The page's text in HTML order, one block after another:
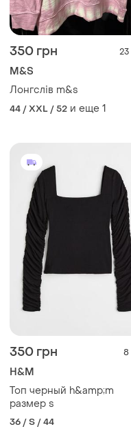
350 грн 23
M&S
Лонгслів m&s
44 / XXL / 52 и еще 1
350 грн 8
H&M
Топ черный h&amp;m
размер s
36 / S / 44